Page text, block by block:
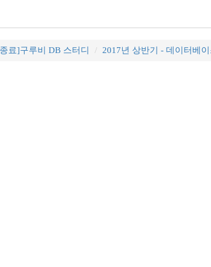
료]구루비 DB 스터디 2017년 상반기 - 데이터베이